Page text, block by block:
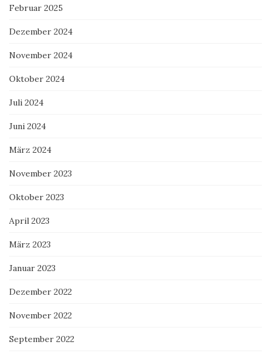
Februar 2025
Dezember 2024
November 2024
Oktober 2024
Juli 2024
Juni 2024
März 2024
November 2023
Oktober 2023
April 2023
März 2023
Januar 2023
Dezember 2022
November 2022
September 2022